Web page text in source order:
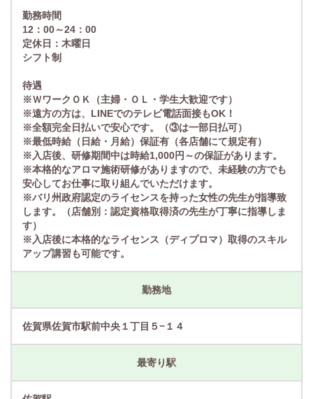
勤務時間
12：00～24：00
定休日：木曜日
シフト制
待遇
※ＷワークＯＫ（主婦・ＯＬ・学生大歓迎です）
※遠方の方は、LINEでのテレビ電話面接もOK！
※全額完全日払いで安心です。（③は一部日払可）
※最低時給（日給・月給）保証有（各店舗にて規定有）
※入店後、研修期間中は時給1,000円～の保証があります。
※本格的なアロマ施術研修がありますので、未経験の方でも
安心してお仕事に取り組んでいただけます。
※バリ州政府認定のライセンスを持った女性の先生が指導致
します。（店舗別：認定資格取得済の先生が丁寧に指導しま
す）
※入店後に本格的なライセンス（ディプロマ）取得のスキル
アップ講習も可能です。
勤務地
佐賀県佐賀市駅前中央１丁目５−１４
最寄り駅